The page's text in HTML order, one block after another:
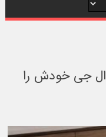
جاروبرقی رباتیک جدید RONi ال جی خودش را